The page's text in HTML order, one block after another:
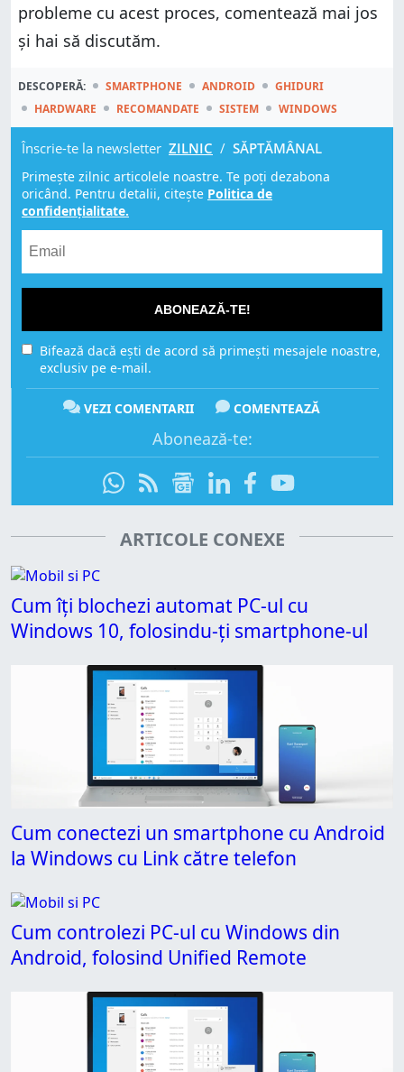
probleme cu acest proces, comentează mai jos
și hai să discutăm.
DESCOPERĂ: SMARTPHONE ANDROID
GHIDURI
HARDWARE
RECOMANDATE SISTEM WINDOWS
Înscrie-te la newsletter ZILNIC / SĂPTĂMÂNAL
Primește zilnic articolele noastre. Te poți dezabona
oricând. Pentru detalii, citește Politica de
confidențialitate.
ABONEAZĂ-TE!
Bifează dacă ești de acord să primești mesajele noastre,
exclusiv pe e-mail.
VEZI COMENTARII COMENTEAZĂ
Abonează-te:
ARTICOLE CONEXE
Cum îți blochezi automat PC-ul cu
Windows 10, folosindu-ți smartphone-ul
Cum conectezi un smartphone cu Android
la Windows cu Link către telefon
Cum controlezi PC-ul cu Windows din
Android, folosind Unified Remote